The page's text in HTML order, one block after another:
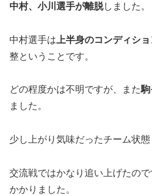
中村、小川選手が離脱しました。
中村選手は 上半身のコンディシ
整ということです。
どの程度かは不明ですが、また駒
ました。
少し上がり気味だったチーム状態
交流戦ではかなり追い上げたの
かかりました。